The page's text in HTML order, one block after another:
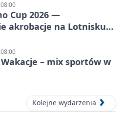
Cup 2026 —
akrobacje na Lotnisku
– mix sportów w
Kolejne wydarzenia